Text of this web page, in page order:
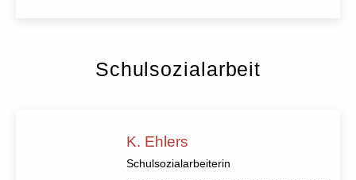
Schulsozialarbeit
K. Ehlers
Schulsozialarbeiterin